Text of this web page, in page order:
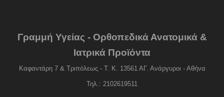
Γραμμή Υγείας - Ορθοπεδικά Ανατομικά &
Ιατρικά Προϊόντα
Καφαντάρη 7 & Τριπόλεως - Τ. Κ. 13561 ΑΓ. Ανάργυροι - Αθήνα
Τηλ.: 2102619511